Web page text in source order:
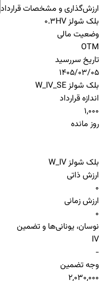
ارزش‌گذاری و مشخصات قرارداد
بلک شولز HV
0.3
وضعیت مالی
OTM
تاریخ سررسید
1405/03/05
بلک شولز W_IV_SE
اندازه قرارداد
1,000
روز مانده
بلک شولز W_IV
ارزش ذاتی
0
ارزش زمانی
0
نوسان، یونانی‌ها و تضمین
IV
-
وجه تضمین
2,030,000